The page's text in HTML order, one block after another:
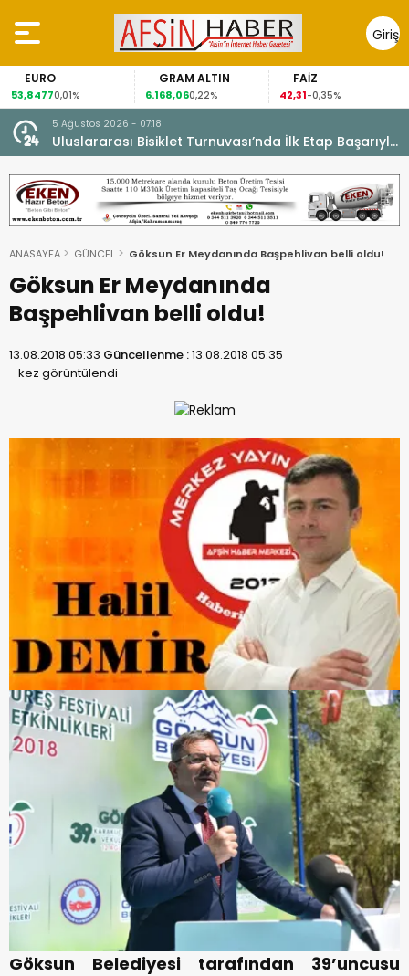
Giriş
Yap
6.168,06
FAİZ
42,31-0,35% 88,60
5 Ağustos 2026 - 07:18
Uluslararası Bisiklet Turnuvası’nda İlk Etap Başarıyla
Tamamlandı.
ANASAYFA GÜNCEL Göksun Er Meydanında Başpehlivan belli oldu!
Göksun Er Meydanında
Başpehlivan belli oldu!
13.08.2018 05:33 Güncellenme :13.08.2018 05:35
- kez görüntülendi
Göksun Belediyesi tarafından 39’uncusu